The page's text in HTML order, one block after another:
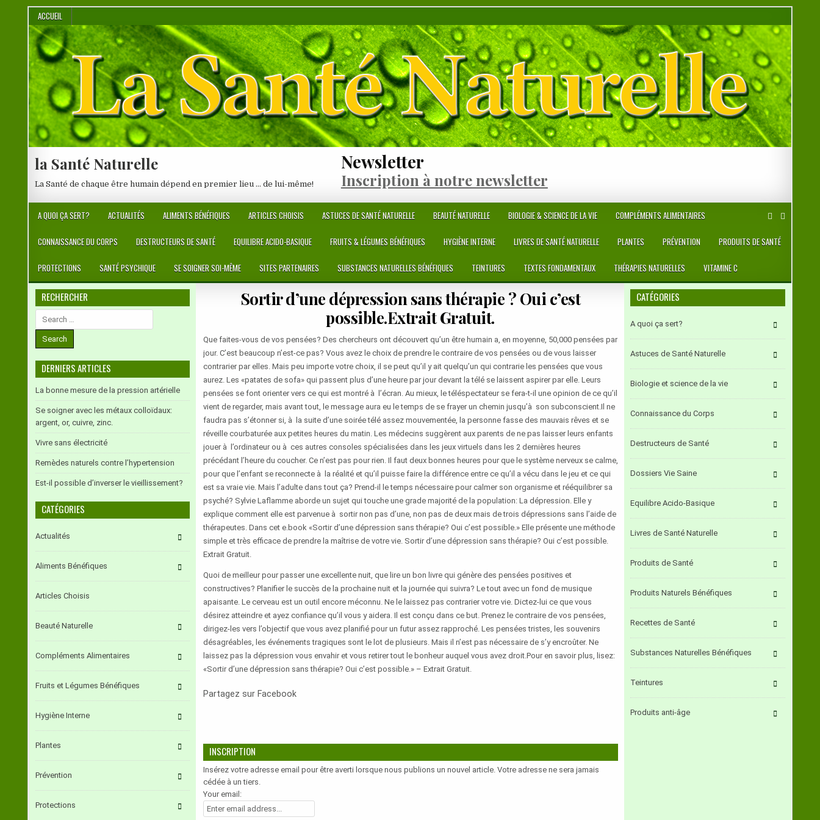
ACCUEIL
la Santé Naturelle
La Santé de chaque être humain dépend en premier lieu … de lui-même!
Newsletter
Inscription à notre newsletter
A QUOI ÇA SERT? ACTUALITÉS ALIMENTS BÉNÉFIQUES ARTICLES CHOISIS ASTUCES DE SANTÉ NATURELLE BEAUTÉ NATURELLE BIOLOGIE & SCIENCE DE LA VIE COMPLÉMENTS ALIMENTAIRES
CONNAISSANCE DU CORPS DESTRUCTEURS DE SANTÉ EQUILIBRE ACIDO-BASIQUE FRUITS & LÉGUMES BÉNÉFIQUES HYGIÈNE INTERNE LIVRES DE SANTÉ NATURELLE PLANTES PRÉVENTION PRODUITS DE SANTÉ
PROTECTIONS SANTÉ PSYCHIQUE SE SOIGNER SOI-MÊME SITES PARTENAIRES SUBSTANCES NATURELLES BÉNÉFIQUES TEINTURES TEXTES FONDAMENTAUX THÉRAPIES NATURELLES VITAMINE C
Sortir d’une dépression sans thérapie ? Oui c’est
possible.Extrait Gratuit.
Que faites-vous de vos pensées? Des chercheurs ont découvert qu’un être humain a, en moyenne, 50,000 pensées par
jour. C’est beaucoup n’est-ce pas? Vous avez le choix de prendre le contraire de vos pensées ou de vous laisser
contrarier par elles. Mais peu importe votre choix, il se peut qu’il y ait quelqu’un qui contrarie les pensées que vous
aurez. Les «patates de sofa» qui passent plus d’une heure par jour devant la télé se laissent aspirer par elle. Leurs
pensées se font orienter vers ce qui est montré à l’écran. Au mieux, le téléspectateur se fera-t-il une opinion de ce qu’il
vient de regarder, mais avant tout, le message aura eu le temps de se frayer un chemin jusqu’à son subconscient.Il ne
faudra pas s’étonner si, à la suite d’une soirée télé assez mouvementée, la personne fasse des mauvais rêves et se
réveille courbaturée aux petites heures du matin. Les médecins suggèrent aux parents de ne pas laisser leurs enfants
jouer à l’ordinateur ou à ces autres consoles spécialisées dans les jeux virtuels dans les 2 dernières heures
précédant l’heure du coucher. Ce n’est pas pour rien. Il faut deux bonnes heures pour que le système nerveux se calme,
pour que l’enfant se reconnecte à la réalité et qu’il puisse faire la différence entre ce qu’il a vécu dans le jeu et ce qui
est sa vraie vie. Mais l’adulte dans tout ça? Prend-il le temps nécessaire pour calmer son organisme et rééquilibrer sa
psyché? Sylvie Laflamme aborde un sujet qui touche une grade majorité de la population: La dépression. Elle y
explique comment elle est parvenue à sortir non pas d’une, non pas de deux mais de trois dépressions sans l’aide de
thérapeutes. Dans cet e.book «Sortir d’une dépression sans thérapie? Oui c’est possible.» Elle présente une méthode
simple et très efficace de prendre la maîtrise de votre vie. Sortir d’une dépression sans thérapie? Oui c’est possible.
Extrait Gratuit.
Quoi de meilleur pour passer une excellente nuit, que lire un bon livre qui génère des pensées positives et
constructives? Planifier le succès de la prochaine nuit et la journée qui suivra? Le tout avec un fond de musique
apaisante. Le cerveau est un outil encore méconnu. Ne le laissez pas contrarier votre vie. Dictez-lui ce que vous
désirez atteindre et ayez confiance qu’il vous y aidera. Il est conçu dans ce but. Prenez le contraire de vos pensées,
dirigez-les vers l’objectif que vous avez planifié pour un futur assez rapproché. Les pensées tristes, les souvenirs
désagréables, les événements tragiques sont le lot de plusieurs. Mais il n’est pas nécessaire de s’y encroûter. Ne
laissez pas la dépression vous envahir et vous retirer tout le bonheur auquel vous avez droit.Pour en savoir plus, lisez:
«Sortir d’une dépression sans thérapie? Oui c’est possible.» – Extrait Gratuit.
Partagez sur Facebook
INSCRIPTION
Insérez votre adresse email pour être averti lorsque nous publions un nouvel article. Votre adresse ne sera jamais
cédée à un tiers.
Your email:
RECHERCHER
Search
for:
DERNIERS ARTICLES
La bonne mesure de la pression artérielle
Se soigner avec les métaux colloïdaux:
argent, or, cuivre, zinc.
Vivre sans électricité
Remèdes naturels contre l’hypertension
Est-il possible d’inverser le vieillissement?
CATÉGORIES
Actualités
Aliments Bénéfiques
Articles Choisis
Beauté Naturelle
Compléments Alimentaires
Fruits et Légumes Bénéfiques
Hygiène Interne
Plantes
Prévention
Protections
CATÉGORIES
A quoi ça sert?
Astuces de Santé Naturelle
Biologie et science de la vie
Connaissance du Corps
Destructeurs de Santé
Dossiers Vie Saine
Equilibre Acido-Basique
Livres de Santé Naturelle
Produits de Santé
Produits Naturels Bénéfiques
Recettes de Santé
Substances Naturelles Bénéfiques
Teintures
Produits anti-âge